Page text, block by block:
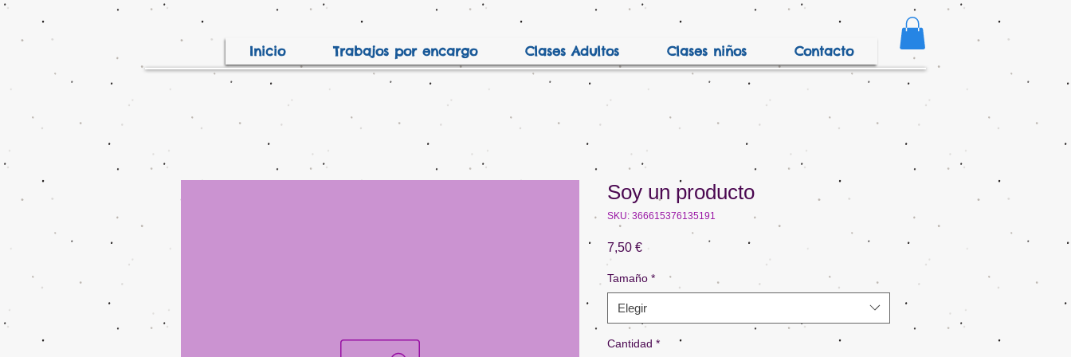
Inicio Trabajos por encargo Clases Adultos Clases niños Contacto
Soy un producto
SKU: 366615376135191
7,50 €Precio
Tamaño *
Elegir
Cantidad *